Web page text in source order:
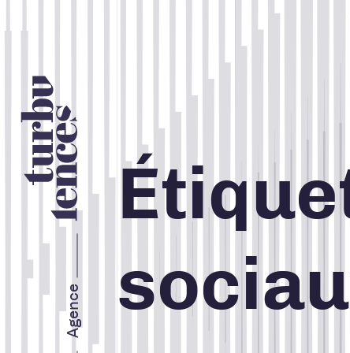
Agence
Nos services
STRATÉGIE ET IMAGE DE
MARKETING WEB